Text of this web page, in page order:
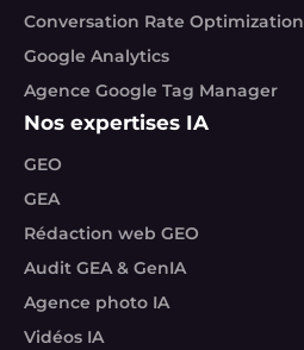
Conversation Rate Optimization
Google Analytics
Agence Google Tag Manager
Nos expertises IA
GEO
GEA
Rédaction web GEO
Audit GEA & GenIA
Agence photo IA
Vidéos IA